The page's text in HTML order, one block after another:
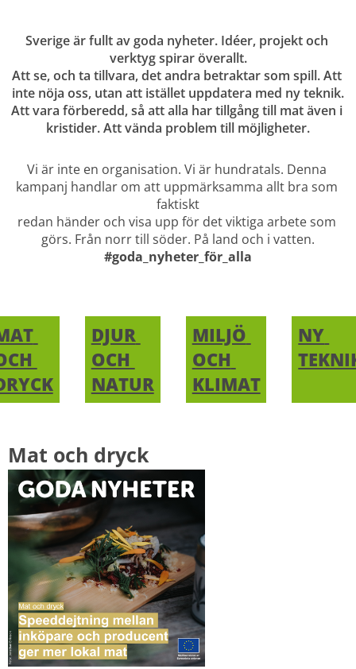
Sverige är fullt av goda nyheter. Idéer, projekt och
verktyg spirar överallt.
Att se, och ta tillvara, det andra betraktar som spill. Att
inte nöja oss, utan att istället uppdatera med ny teknik.
Att vara förberedd, så att alla har tillgång till mat även i
kristider. Att vända problem till möjligheter.
Vi är inte en organisation. Vi är hundratals. Denna
kampanj handlar om att uppmärksamma allt bra som
faktiskt
redan händer och visa upp för det viktiga arbete som
görs. Från norr till söder. På land och i vatten.
#goda_nyheter_för_alla
DJUR
OCH
NATUR
MILJÖ
OCH
KLIMAT
NY
Mat och dryck